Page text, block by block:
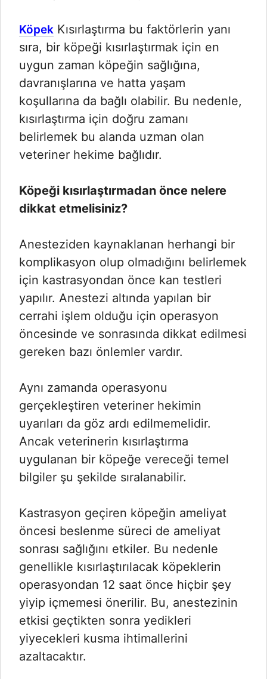
Köpek Kısırlaştırma bu faktörlerin yanı
sıra, bir köpeği kısırlaştırmak için en
uygun zaman köpeğin sağlığına,
davranışlarına ve hatta yaşam
koşullarına da bağlı olabilir. Bu nedenle,
kısırlaştırma için doğru zamanı
belirlemek bu alanda uzman olan
veteriner hekime bağlıdır.
Köpeği kısırlaştırmadan önce nelere
dikkat etmelisiniz?
Anesteziden kaynaklanan herhangi bir
komplikasyon olup olmadığını belirlemek
için kastrasyondan önce kan testleri
yapılır. Anestezi altında yapılan bir
cerrahi işlem olduğu için operasyon
öncesinde ve sonrasında dikkat edilmesi
gereken bazı önlemler vardır.
Aynı zamanda operasyonu
gerçekleştiren veteriner hekimin
uyarıları da göz ardı edilmemelidir.
Ancak veterinerin kısırlaştırma
uygulanan bir köpeğe vereceği temel
bilgiler şu şekilde sıralanabilir.
Kastrasyon geçiren köpeğin ameliyat
öncesi beslenme süreci de ameliyat
sonrası sağlığını etkiler. Bu nedenle
genellikle kısırlaştırılacak köpeklerin
operasyondan 12 saat önce hiçbir şey
yiyip içmemesi önerilir. Bu, anestezinin
etkisi geçtikten sonra yedikleri
yiyecekleri kusma ihtimallerini
azaltacaktır.